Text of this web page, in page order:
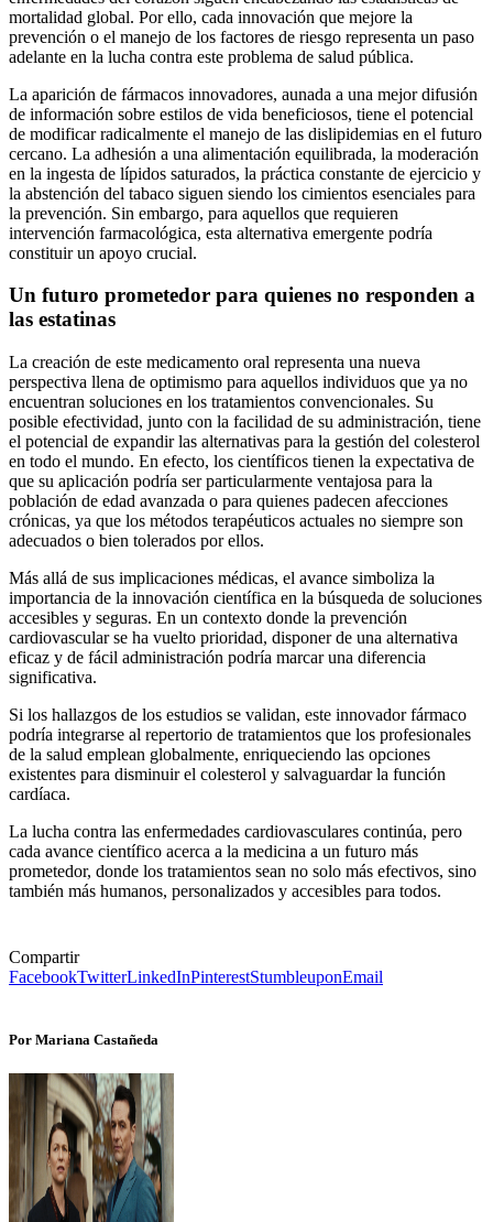
mortalidad global. Por ello, cada innovación que mejore la
prevención o el manejo de los factores de riesgo representa un paso
adelante en la lucha contra este problema de salud pública.
La aparición de fármacos innovadores, aunada a una mejor difusión
de información sobre estilos de vida beneficiosos, tiene el potencial
de modificar radicalmente el manejo de las dislipidemias en el futuro
cercano. La adhesión a una alimentación equilibrada, la moderación
en la ingesta de lípidos saturados, la práctica constante de ejercicio y
la abstención del tabaco siguen siendo los cimientos esenciales para
la prevención. Sin embargo, para aquellos que requieren
intervención farmacológica, esta alternativa emergente podría
constituir un apoyo crucial.
Un futuro prometedor para quienes no responden a
las estatinas
La creación de este medicamento oral representa una nueva
perspectiva llena de optimismo para aquellos individuos que ya no
encuentran soluciones en los tratamientos convencionales. Su
posible efectividad, junto con la facilidad de su administración, tiene
el potencial de expandir las alternativas para la gestión del colesterol
en todo el mundo. En efecto, los científicos tienen la expectativa de
que su aplicación podría ser particularmente ventajosa para la
población de edad avanzada o para quienes padecen afecciones
crónicas, ya que los métodos terapéuticos actuales no siempre son
adecuados o bien tolerados por ellos.
Más allá de sus implicaciones médicas, el avance simboliza la
importancia de la innovación científica en la búsqueda de soluciones
accesibles y seguras. En un contexto donde la prevención
cardiovascular se ha vuelto prioridad, disponer de una alternativa
eficaz y de fácil administración podría marcar una diferencia
significativa.
Si los hallazgos de los estudios se validan, este innovador fármaco
podría integrarse al repertorio de tratamientos que los profesionales
de la salud emplean globalmente, enriqueciendo las opciones
existentes para disminuir el colesterol y salvaguardar la función
cardíaca.
La lucha contra las enfermedades cardiovasculares continúa, pero
cada avance científico acerca a la medicina a un futuro más
prometedor, donde los tratamientos sean no solo más efectivos, sino
también más humanos, personalizados y accesibles para todos.
Compartir
FacebookTwitterLinkedInPinterestStumbleuponEmail
Por Mariana Castañeda